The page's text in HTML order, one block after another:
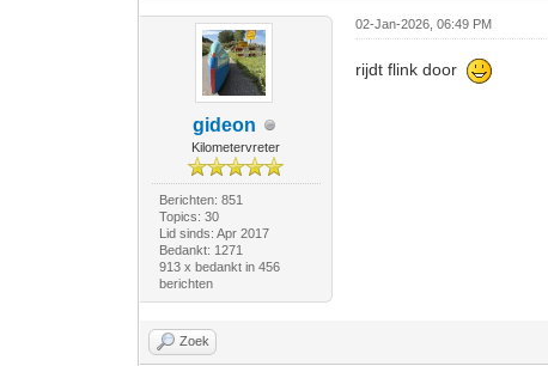
gideon
Kilometervreter
Berichten: 851
Topics: 30
Lid sinds: Apr 2017
Bedankt: 1271
913 x bedankt in 456
berichten
02-Jan-2026, 06:49 PM
rijdt flink door
Zoek